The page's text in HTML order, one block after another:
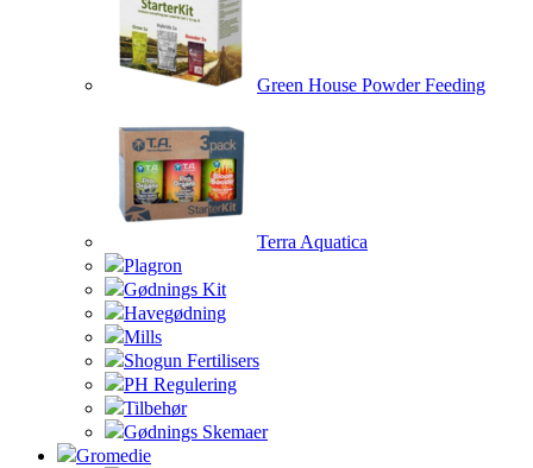
Green House Powder Feeding
Terra Aquatica
Plagron
Gødnings Kit
Havegødning
Mills
Shogun Fertilisers
PH Regulering
Tilbehør
Gødnings Skemaer
Gromedie